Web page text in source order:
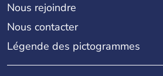
Nous rejoindre
Nous contacter
Légende des pictogrammes